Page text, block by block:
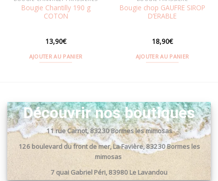
Bougie Chantilly 190 g
COTON
13,90€
AJOUTER AU PANIER
Bougie chop GAUFRE SIROP
D’ERABLE
18,90€
AJOUTER AU PANIER
Découvrir nos boutiques
11 rue Carnot, 83230 Bormes les mimosas
126 boulevard du front de mer, La Favière, 83230 Bormes les
mimosas
7 quai Gabriel Péri, 83980 Le Lavandou